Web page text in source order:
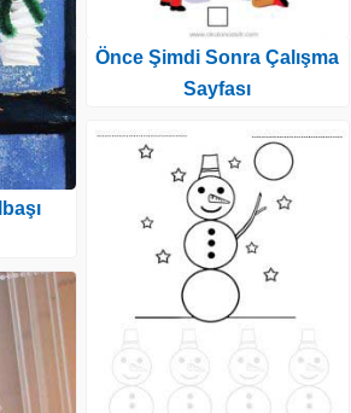
Önce Şimdi Sonra Çalışma
Sayfası